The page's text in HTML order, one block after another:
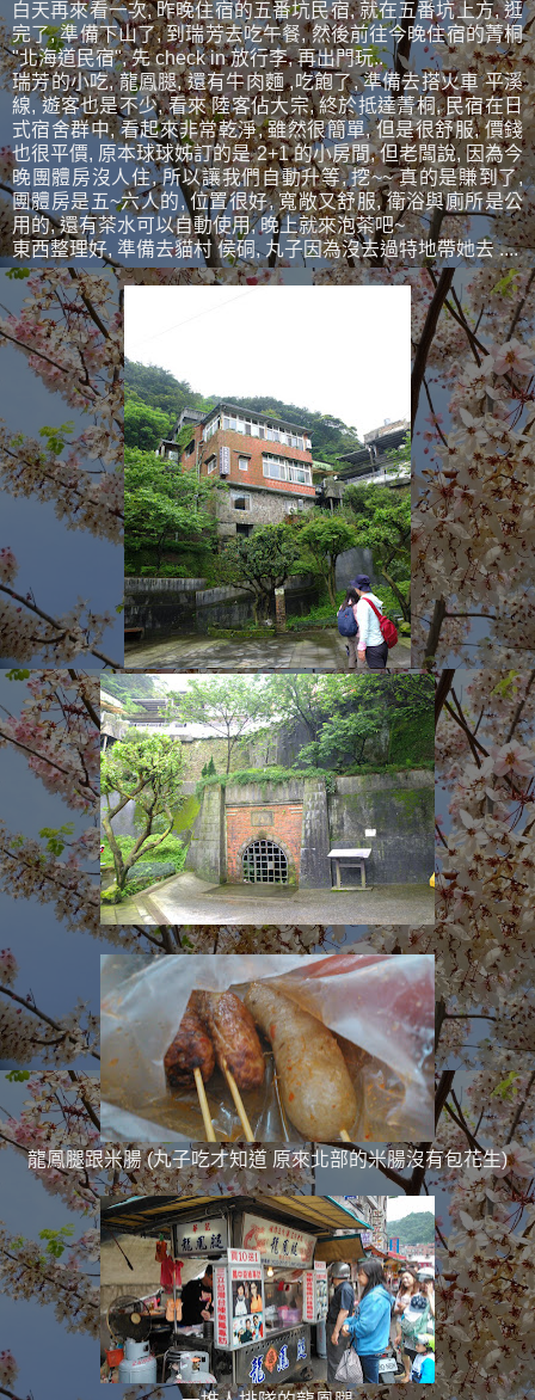
白天再來看一次, 昨晚住宿的五番坑民宿, 就在五番坑上方, 逛
完了, 準備下山了, 到瑞芳去吃午餐, 然後前往今晚住宿的菁桐
"北海道民宿", 先 check in 放行李, 再出門玩..
瑞芳的小吃, 龍鳳腿, 還有牛肉麵 ,吃飽了, 準備去搭火車 平溪
線, 遊客也是不少, 看來 陸客佔大宗, 終於抵達菁桐, 民宿在日
式宿舍群中, 看起來非常乾淨, 雖然很簡單, 但是很舒服, 價錢
也很平價, 原本球球姊訂的是 2+1 的小房間, 但老闆說, 因為今
晚團體房沒人住, 所以讓我們自動升等, 挖~~ 真的是賺到了,
團體房是五~六人的, 位置很好, 寬敞又舒服, 衛浴與廁所是公
用的, 還有茶水可以自動使用, 晚上就來泡茶吧~
東西整理好, 準備去貓村 侯硐, 丸子因為沒去過特地帶她去 ....
龍鳳腿跟米腸 (丸子吃才知道 原來北部的米腸沒有包花生)